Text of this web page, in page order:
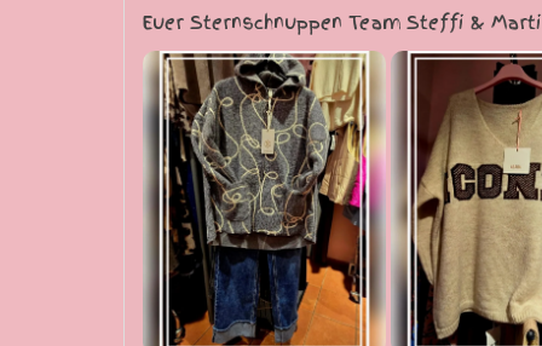
Euer Sternschnuppen Team Steffi &